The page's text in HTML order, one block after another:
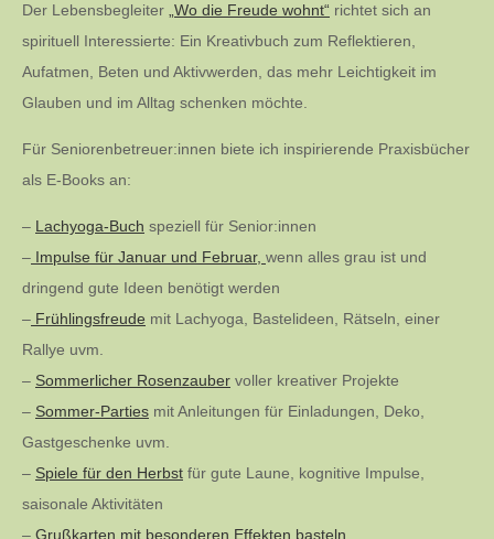
Der Lebensbegleiter „Wo die Freude wohnt“ richtet sich an
spirituell Interessierte: Ein Kreativbuch zum Reflektieren,
Aufatmen, Beten und Aktivwerden, das mehr Leichtigkeit im
Glauben und im Alltag schenken möchte.
Für Seniorenbetreuer:innen biete ich inspirierende Praxisbücher
als E-Books an:
– Lachyoga-Buch speziell für Senior:innen
– Impulse für Januar und Februar, wenn alles grau ist und
dringend gute Ideen benötigt werden
– Frühlingsfreude mit Lachyoga, Bastelideen, Rätseln, einer
Rallye uvm.
– Sommerlicher Rosenzauber voller kreativer Projekte
– Sommer-Parties mit Anleitungen für Einladungen, Deko,
Gastgeschenke uvm.
– Spiele für den Herbst für gute Laune, kognitive Impulse,
saisonale Aktivitäten
– Grußkarten mit besonderen Effekten basteln